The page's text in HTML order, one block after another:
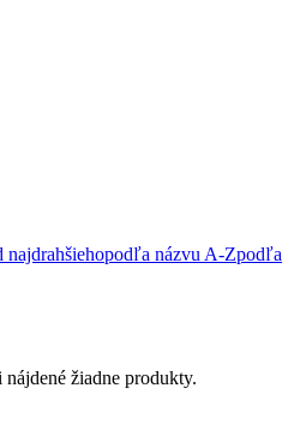
najdrahšiehopodľa názvu A-Zpodľa
žiadne produkty.